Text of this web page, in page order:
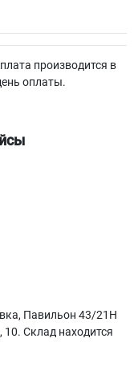
производится в
оплаты.
Павильон 43/21Н
Склад находится